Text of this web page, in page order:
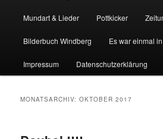
Mundart & Lieder Pottkicker
Bilderbuch Windberg Es war einmal
Impressum Datenschutzerklärung
MONATSARCHIV:OKTOBER 2017